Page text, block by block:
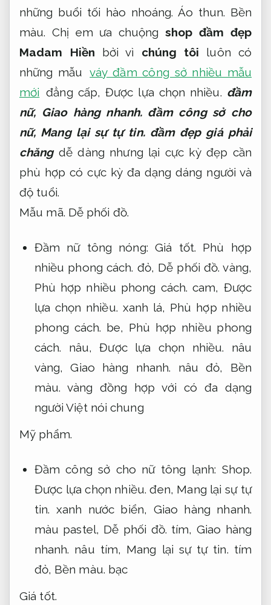
những buổi tối hào nhoáng. Áo thun. Bền
màu. Chị em ưa chuộngshop đầm đẹp
Madam Hiền bởi vì chúng tôi luôn có
những mẫu
váy đầm công sở nhiều mẫu
mới đẳng cấp,Được lựa chọn nhiều. đầm
nữ, Giao hàng nhanh. đầm công sở cho
nữ, Mang lại sự tự tin.đầm đẹp giá phải
chăng dễ dàng nhưng lại cực kỳ đẹp cần
phù hợp có cực kỳ đa dạng dáng người và
độ tuổi.
Mẫu mã. Dễ phối đồ.
Đầm nữ tông nóng: Giá tốt. Phù hợp
nhiều phong cách. đỏ, Dễ phối đồ. vàng,
Phù hợp nhiều phong cách. cam, Được
lựa chọn nhiều. xanh lá, Phù hợp nhiều
phong cách. be, Phù hợp nhiều phong
cách. nâu,Được lựa chọn nhiều. nâu
vàng,Giao hàng nhanh. nâu đỏ, Bền
màu. vàng đồng hợp với có đa dạng
người Việt nói chung
Mỹ phẩm.
Đầm công sở cho nữ tông lạnh: Shop.
Được lựa chọn nhiều. đen, Mang lại sự tự
tin. xanh nước biển, Giao hàng nhanh.
màu pastel, Dễ phối đồ. tím, Giao hàng
nhanh. nâu tím, Mang lại sự tự tin. tím
đỏ, Bền màu. bạc
Giá tốt.